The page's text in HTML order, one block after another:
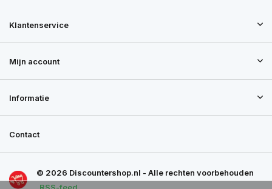
Klantenservice
Mijn account
Informatie
Contact
© 2026 Discountershop.nl - Alle rechten voorbehouden